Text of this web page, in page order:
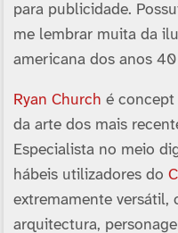
para publicidade.
me lembrar muita da
americana dos anos
Ryan Church é concept
da arte dos mais
Especialista no meio
hábeis utilizadores do
extremamente versátil,
arquitectura,